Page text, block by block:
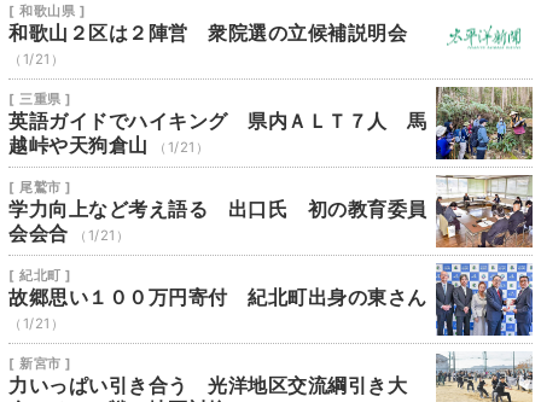
[ 和歌山県 ]
和歌山２区は２陣営 衆院選の立候補説明会
（1/21）
[ 三重県 ]
英語ガイドでハイキング 県内ＡＬＴ７人 馬
越峠や天狗倉山
（1/21）
[ 尾鷲市 ]
学力向上など考え語る 出口氏 初の教育委員
会会合
（1/21）
[ 紀北町 ]
故郷思い１００万円寄付 紀北町出身の東さん
（1/21）
[ 新宮市 ]
力いっぱい引き合う 光洋地区交流綱引き大